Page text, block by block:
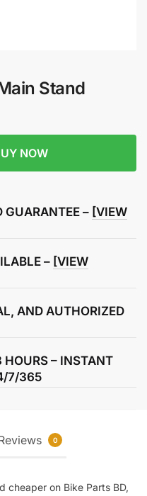
Stand
NOW
GUARANTEE – [VIEW
– [VIEW
AND AUTHORIZED
– INSTANT
7/365
0
cheaper on Bike Parts BD,